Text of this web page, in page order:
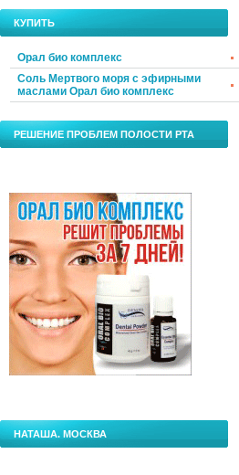
КУПИТЬ
Орал био комплекс
Соль Мертвого моря с эфирными
маслами Орал био комплекс
РЕШЕНИЕ ПРОБЛЕМ ПОЛОСТИ РТА
НАТАША. МОСКВА